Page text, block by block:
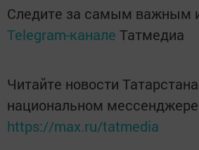
Следите за самым важным
Telegram-канале Татмедиа
Читайте новости
национальном
https://max.ru/tatmedia